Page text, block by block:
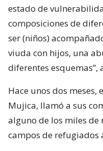
estado de
composiciones de
ser (niños)
viuda con hijos, una
diferentes
Hace unos dos meses,
Mujica, llamó a sus
alguno de los miles de
campos de refugiados